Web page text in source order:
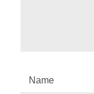
Name